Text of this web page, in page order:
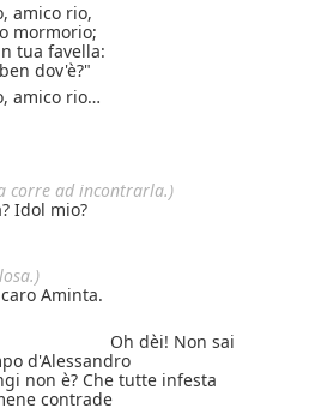
amico rio,
mormorio;
tua favella:
dov'è?"
amico rio…
corre ad incontrarla.)
Idol mio?
Aminta.
Oh dèi! Non sai
d'Alessandro
non è? Che tutte infesta
contrade